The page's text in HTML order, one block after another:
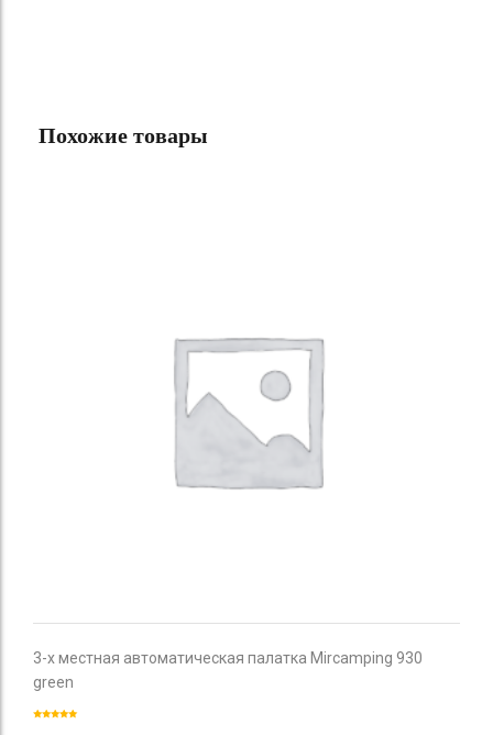
Похожие товары
3-х местная автоматическая палатка Mircamping 930
green